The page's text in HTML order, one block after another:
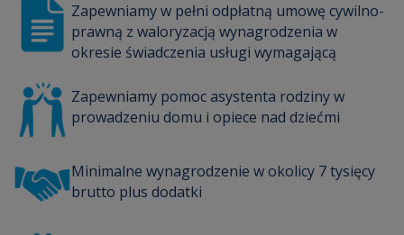
Zapewniamy w pełni odpłatną umowę cywilno-
prawną z waloryzacją wynagrodzenia w
okresie świadczenia usługi wymagającą
Zapewniamy pomoc asystenta rodziny w
prowadzeniu domu i opiece nad dziećmi
Minimalne wynagrodzenie w okolicy 7 tysięcy
brutto plus dodatki